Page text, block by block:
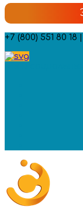
+7 (800) 551 80 18